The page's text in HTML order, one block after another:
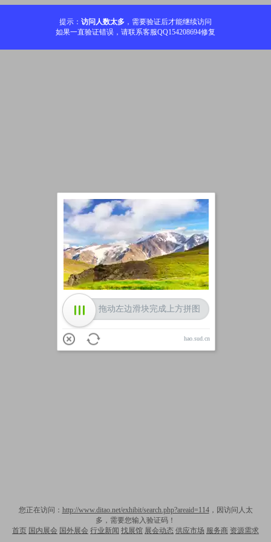
提示： 访问人数太多 ，需要验证后才能继续访问
如果一直验证错误，请联系客服QQ154208694修复
您正在访问： http://www.ditao.net/exhibit/search.php?areaid=114，因访问人太
多，需要您输入验证码！
首页 国内展会 国外展会 行业新闻 找展馆 展会动态 供应市场 服务商 资源需求
加载中
拖动左边滑块完成上方拼图
hao.sud.cn